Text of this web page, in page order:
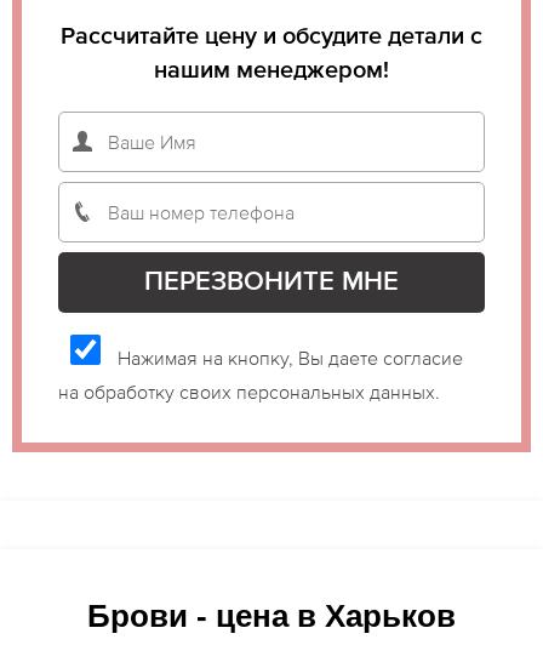
Рассчитайте цену и обсудите детали с
нашим менеджером!
Нажимая на кнопку, Вы даете согласие
на обработку своих персональных данных.
Брови - цена в Харьков